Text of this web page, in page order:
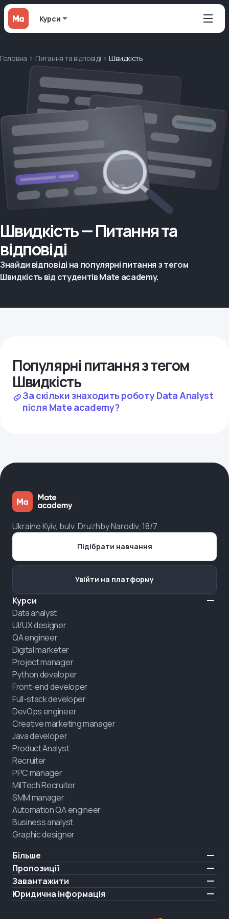
Курси
Головна Питання та відповіді Швидкість
Швидкість — Питання та
відповіді
Знайди відповіді на популярні питання з тегом
Швидкість від студентів Mate academy.
Популярні питання з тегом
Швидкість
За скільки знаходить роботу Data Analyst
після Mate academy?
Ukraine Kyiv, bulv. Druzhby Narodiv, 18/7
Курси
Data analyst
UI/UX designer
QA engineer
Digital marketer
Project manager
Python developer
Front-end developer
Full-stack developer
DevOps engineer
Creative marketing manager
Java developer
Product Analyst
Recruiter
PPC manager
MilTech Recruiter
SMM manager
Automation QA engineer
Business analyst
Graphic designer
Більше
Ціни
Відгуки
Про нас
Пропозиції
IT для ветеранів
Найняти випускника
Завантажити
iOS
Юридична інформація
Підібрати навчання
Увійти на платформу